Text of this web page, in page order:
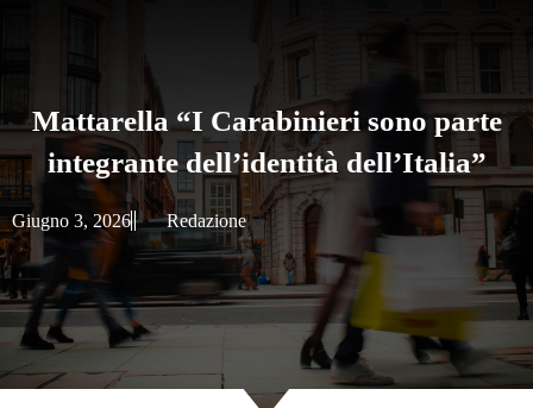
Mattarella “I Carabinieri sono parte
integrante dell’identità dell’Italia”
Giugno 3, 2026 Redazione